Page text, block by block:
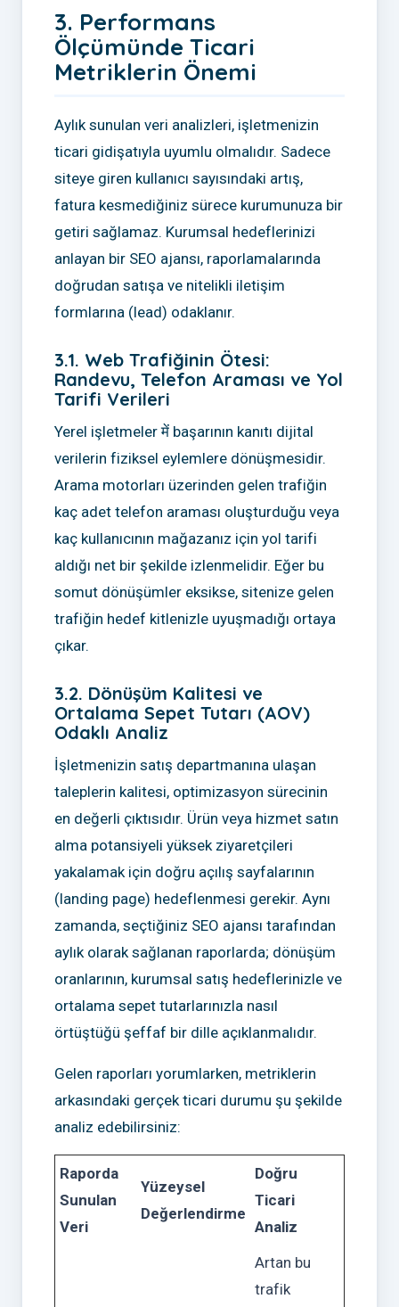
3. Performans
Ölçümünde Ticari
Metriklerin Önemi
Aylık sunulan veri analizleri, işletmenizin
ticari gidişatıyla uyumlu olmalıdır. Sadece
siteye giren kullanıcı sayısındaki artış,
fatura kesmediğiniz sürece kurumunuza bir
getiri sağlamaz. Kurumsal hedeflerinizi
anlayan bir SEO ajansı, raporlamalarında
doğrudan satışa ve nitelikli iletişim
formlarına (lead) odaklanır.
3.1. Web Trafiğinin Ötesi:
Randevu, Telefon Araması ve Yol
Tarifi Verileri
Yerel işletmeler में başarının kanıtı dijital
verilerin fiziksel eylemlere dönüşmesidir.
Arama motorları üzerinden gelen trafiğin
kaç adet telefon araması oluşturduğu veya
kaç kullanıcının mağazanız için yol tarifi
aldığı net bir şekilde izlenmelidir. Eğer bu
somut dönüşümler eksikse, sitenize gelen
trafiğin hedef kitlenizle uyuşmadığı ortaya
çıkar.
3.2. Dönüşüm Kalitesi ve
Ortalama Sepet Tutarı (AOV)
Odaklı Analiz
İşletmenizin satış departmanına ulaşan
taleplerin kalitesi, optimizasyon sürecinin
en değerli çıktısıdır. Ürün veya hizmet satın
alma potansiyeli yüksek ziyaretçileri
yakalamak için doğru açılış sayfalarının
(landing page) hedeflenmesi gerekir. Aynı
zamanda, seçtiğiniz SEO ajansı tarafından
aylık olarak sağlanan raporlarda; dönüşüm
oranlarının, kurumsal satış hedeflerinizle ve
ortalama sepet tutarlarınızla nasıl
örtüştüğü şeffaf bir dille açıklanmalıdır.
Gelen raporları yorumlarken, metriklerin
arkasındaki gerçek ticari durumu şu şekilde
analiz edebilirsiniz:
Raporda
Sunulan
Veri
Yüzeysel
Değerlendirme
Doğru
Ticari
Analiz
Artan bu
trafik